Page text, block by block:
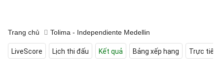
Trang chủ Tolima - Independiente Medellin
LiveScore Lịch thi đấu Kết quả Bảng xếp hạng Trực tiếp